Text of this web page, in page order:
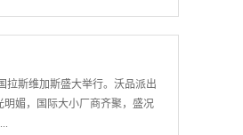
心率先推出移动电源私人定
消费者的全面对接。 据悉，沃
定制和客户自定。此外，由于是
别要求无法实现，所以沃品实行
拉斯维加斯盛大举行。沃品派出
明媚，国际大小厂商齐聚，盛况